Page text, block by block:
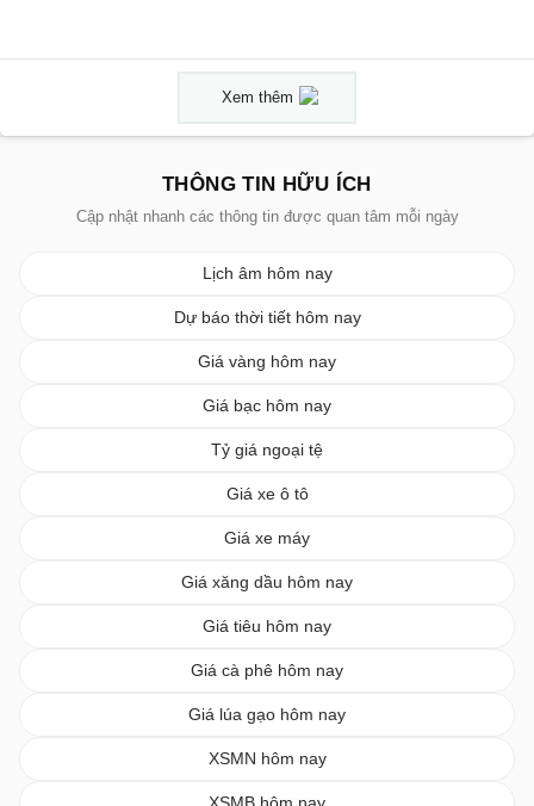
Xem thêm
THÔNG TIN HỮU ÍCH
Cập nhật nhanh các thông tin được quan tâm mỗi ngày
Lịch âm hôm nay
Dự báo thời tiết hôm nay
Giá vàng hôm nay
Giá bạc hôm nay
Tỷ giá ngoại tệ
Giá xe ô tô
Giá xe máy
Giá xăng dầu hôm nay
Giá tiêu hôm nay
Giá cà phê hôm nay
Giá lúa gạo hôm nay
XSMN hôm nay